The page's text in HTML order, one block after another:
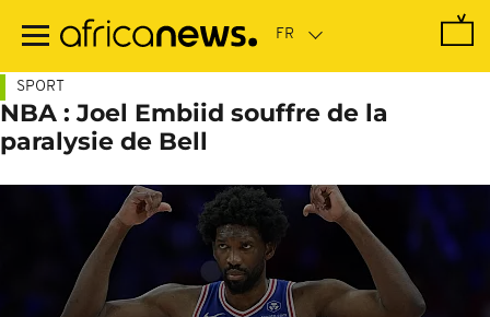
contenu
SPORT
NBA : Joel Embiid souffre de la
paralysie de Bell